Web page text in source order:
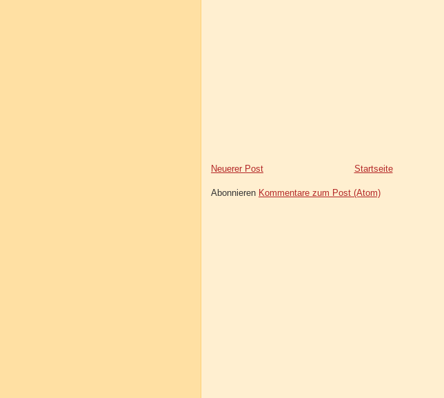
Neuerer Post Startseite
Abonnieren Kommentare zum Post (Atom)